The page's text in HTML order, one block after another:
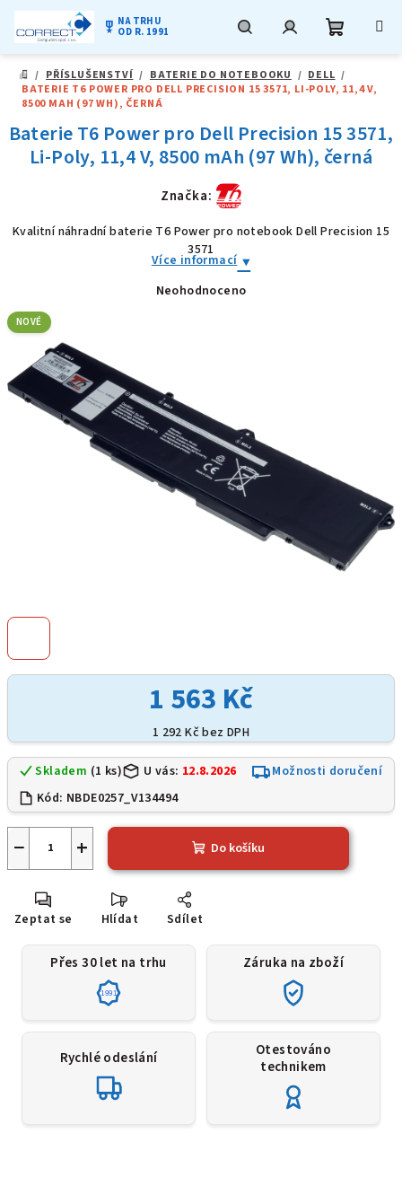
obsah
military_tech NA TRHU
OD R. 1991
DOMŮ
/ PŘÍSLUŠENSTVÍ / BATERIE DO NOTEBOOKU / DELL /
BATERIE T6 POWER PRO DELL PRECISION 15 3571, LI-POLY, 11,4 V,
8500 MAH (97 WH), ČERNÁ
1 563 Kč
1 292 Kč bez DPH
Skladem (1 ks) U vás: 12.8.2026
Možnosti doručení
Kód: NBDE0257_V134494
+
− Do košíku
Zeptat se Hlídat Sdílet
Baterie T6 Power pro Dell Precision 15 3571,
Li-Poly, 11,4 V, 8500 mAh (97 Wh), černá
Značka:
Kvalitní náhradní baterie T6 Power pro notebook Dell Precision 15
3571
Více informací
Průměrné
Neohodnoceno
NOVÉ
Přes 30 let na trhu
1991
Záruka na zboží
Rychlé odeslání
Otestováno
technikem